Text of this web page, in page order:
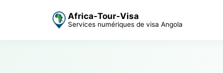
Africa-Tour-Visa
Services numériques de visa Angola